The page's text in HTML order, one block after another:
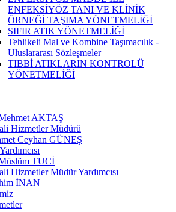
ENFEKSİYÖZ TANI VE KLİNİK
ÖRNEĞİ TAŞIMA YÖNETMELİĞİ
SIFIR ATIK YÖNETMELİĞİ
Tehlikeli Mal ve Kombine Taşımacılık -
Uluslararası Sözleşmeler
TIBBİ ATIKLARIN KONTROLÜ
YÖNETMELİĞİ
AKTAŞ
Hizmetler Müdürü
Ceyhan GÜNEŞ
TUCİ
Hizmetler Müdür Yardımcısı
İNAN